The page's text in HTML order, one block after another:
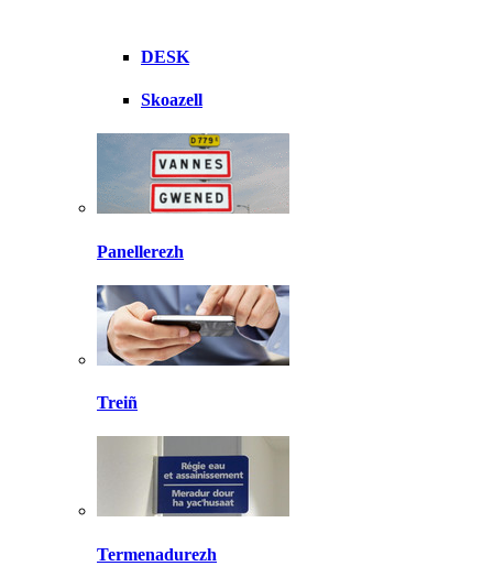
DESK
Skoazell
Panellerezh
Treiñ
Termenadurezh